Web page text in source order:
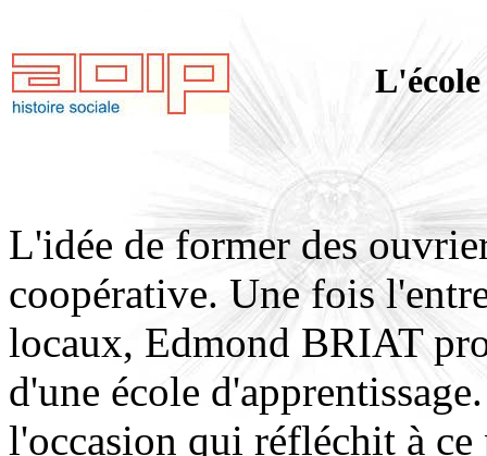
L'idée de former des
coopérative. Une fois
locaux, Edmond BRIAT
d'une école
l'occasion qui réfléchit à ce